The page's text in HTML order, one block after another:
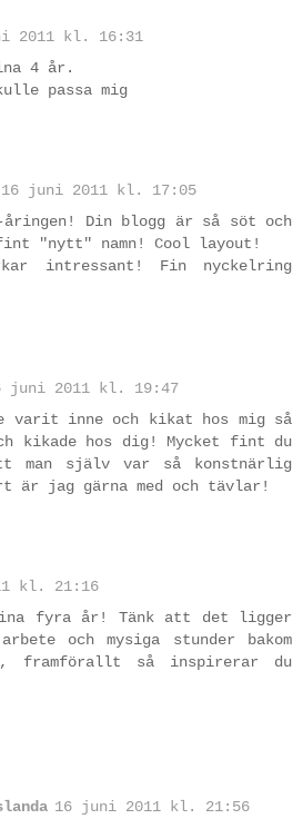
2011 kl. 16:31
4 år.
passa mig
16 juni 2011 kl. 17:05
Din blogg är så söt och
"nytt" namn! Cool layout!
intressant! Fin nyckelring
juni 2011 kl. 19:47
varit inne och kikat hos mig så
kikade hos dig! Mycket fint du
man själv var så konstnärlig
är jag gärna med och tävlar!
kl. 21:16
fyra år! Tänk att det ligger
och mysiga stunder bakom
framförallt så inspirerar du
16 juni 2011 kl. 21:56